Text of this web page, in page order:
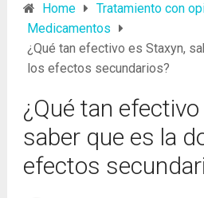
Home
Tratamiento con
Medicamentos
¿Qué tan efectivo es Staxyn,
los efectos secundarios?
¿Qué tan
saber que es la
efectos